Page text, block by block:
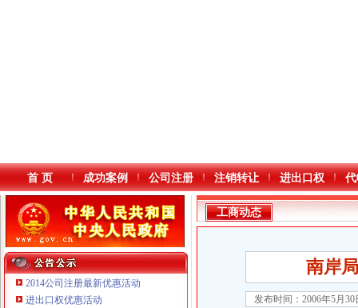
首 页 成功案例 公司注册 注销转让 进出口权
2014公司注册最新优惠活动
进出口权优惠活动
工商动态
南岸
发布时间：2006年5月